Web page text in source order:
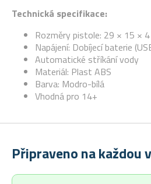
Technická specifikace:
Rozměry pistole: 29 × 15 ×
Napájení: Dobíjecí baterie
Automatické stříkání vody
Materiál: Plast ABS
Barva: Modro-bílá
Vhodná pro 14+
Připraveno na každou